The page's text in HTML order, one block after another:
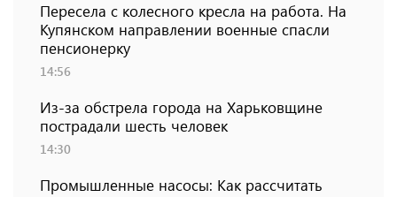
Пересела с колесного кресла на работа. На
Купянском направлении военные спасли
пенсионерку
14:56
Из-за обстрела города на Харьковщине
пострадали шесть человек
14:30
Промышленные насосы: Как рассчитать